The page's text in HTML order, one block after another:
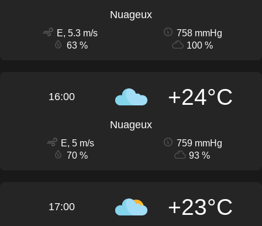
Nuageux
E, 5.3 m/s
758 mmHg
63 %
100 %
16:00 +24°C
Nuageux
E, 5 m/s
759 mmHg
70 %
93 %
17:00 +23°C